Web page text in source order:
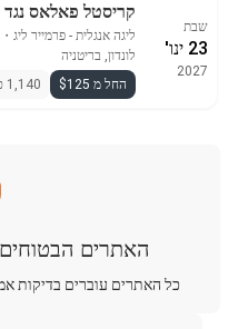
שבת
23 ינו'
2027
קריסטל פאלאס
ליגה אנגלית - פרמייר ליג ・
לונדון, בריטניה
החל מ $125
1,140 כרטיסים זמינים
האתרים
כל האתרים עוברים בדיקות